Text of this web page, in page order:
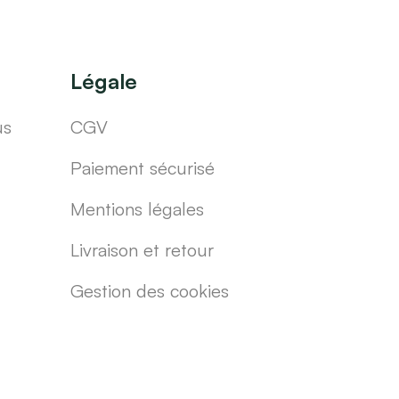
Légale
CGV
Paiement sécurisé
Mentions légales
Livraison et retour
Gestion des cookies